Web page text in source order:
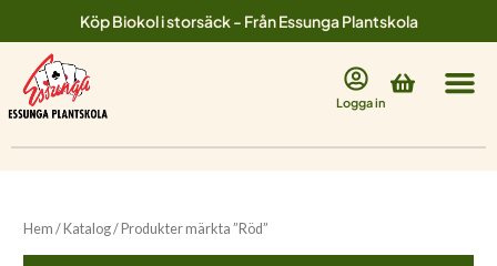
till
innehåll
Köp Biokol i storsäck - Från Essunga Plantskola
Logga in
Varukorg
Hem /Katalog/ Produkter märkta ”Röd”